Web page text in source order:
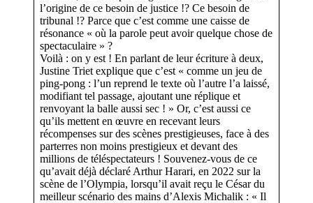
l’origine de ce besoin de justice !? Ce besoin de
tribunal !? Parce que c’est comme une caisse de
résonance « où la parole peut avoir quelque chose de
spectaculaire » ?
Voilà : on y est ! En parlant de leur écriture à deux,
Justine Triet explique que c’est « comme un jeu de
ping-pong : l’un reprend le texte où l’autre l’a laissé,
modifiant tel passage, ajoutant une réplique et
renvoyant la balle aussi sec ! » Or, c’est aussi ce
qu’ils mettent en œuvre en recevant leurs
récompenses sur des scènes prestigieuses, face à des
parterres non moins prestigieux et devant des
millions de téléspectateurs ! Souvenez-vous de ce
qu’avait déjà déclaré Arthur Harari, en 2022 sur la
scène de l’Olympia, lorsqu’il avait reçu le César du
meilleur scénario des mains d’Alexis Michalik : « Il